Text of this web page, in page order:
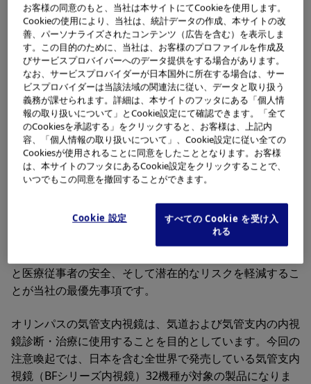
療法を組み合わせて治療を行う際、気管支内で気管支内視
鏡が燃焼する事象が発生したことに対応するため、本日あ
らためて、自主的に医療現場に向けて再発防止に関する注
意喚起を行います。
OCAは、一死亡例の他重篤な患者さんの傷害に関連する
事象を受けて、気管支内視鏡と適合するレーザータイプを
明記し、適合しないレーザータイプを使用した際に生じる
リスクについて通知します。また既存のレーザー使用に関
する注意喚起を強化するために、気管支内視鏡の取扱説明
書の更新を行います。これは市場からの製品回収ではあり
ません。なお、アルゴンプラズマ凝固療法（APC）使用に
よる気管支内で気管支内視鏡が燃焼する事象が1件発生し
ましたが、燃焼の原因が特定できていないため、APC使用
と医療従事者の安全、そして潜在的なリスクを軽減するこ
とが当社の最優先事項です。
オリンパスの気管支内視鏡は、気道および気管支内の内視
鏡診断・治療に使用することを目的としています。今回の
注意喚起では、日本を含む全世界で発売している気管支内
視鏡（BFシリーズ内視鏡）32機種が対象の製品になりま
お客様の同意のもと、当社は本サイトにてCookieを使用します。
Cookieの使用により、当社は、統計データの作成、本サイトの改
善、パーソナライズされたコンテンツ（広告を含む）を表示しま
す。この目的のために、当社は、お客様のプロファイルを作成及
びサービスプロバイバーへのデータ提供をする場合があります。
なお、サービスプロバイダーが日本国外に所在する場合は、サー
ビスプロバイダーは当該法域の関連法に従い、データと取り扱う
義務が課せられます。詳細は、本サイトのフッタにある「個人情
報の取り扱いについて」とCookie設定にて確認できます。「全て
のCookiesを承認する」をクリックすると、お客様は、上記内
容、「個人情報の取り扱いについて」、Cookie設定に従い全ての
Cookiesが使用されることに同意をしたこととなります。お客様
は、本サイトのフッタにあるCookie設定をクリックすることで、
いつでもこの同意を撤回することができます。
Cookie 設定
すべての Cookie を受け入
れる